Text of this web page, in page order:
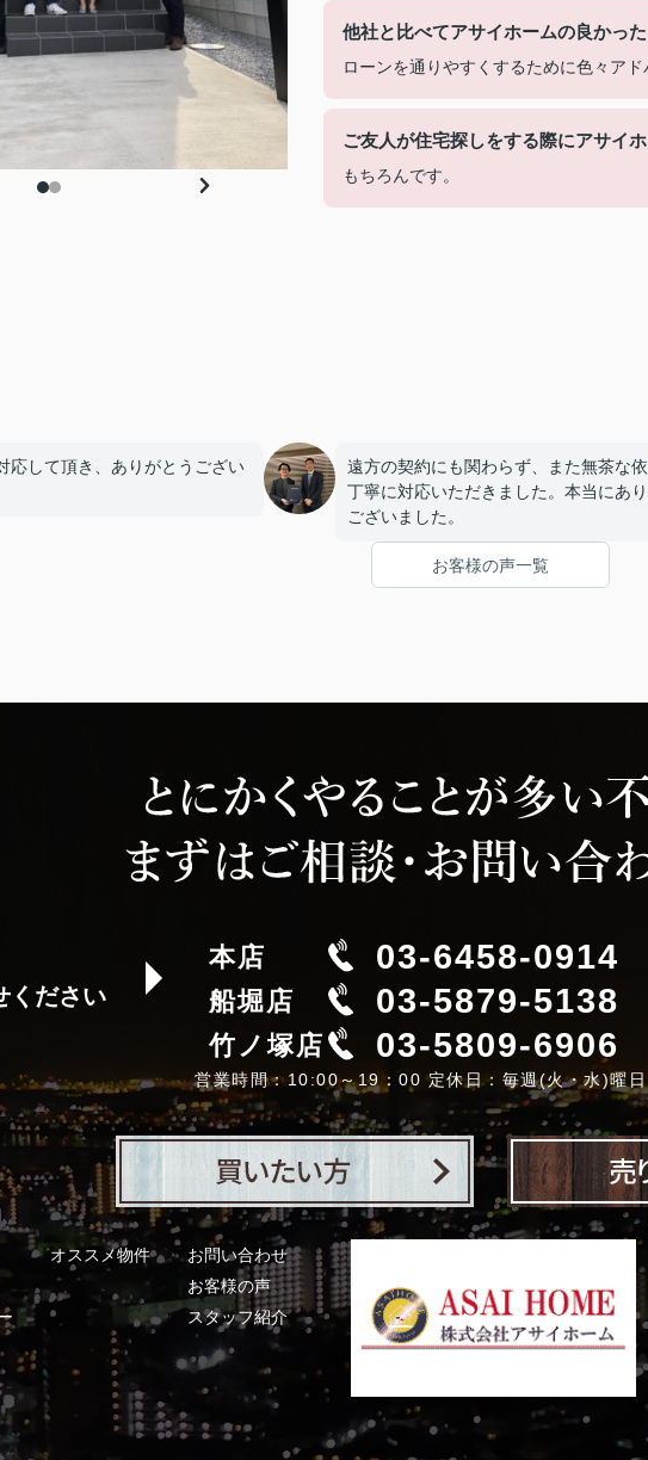
他社と比べてアサイホームの良かっ
ローンを通りやすくするために色々ア
ご友人が住宅探しをする際にアサイ
もちろんです。
応して頂き、ありがとうござい
遠方の契約にも関わらず、また無茶な
丁寧に対応いただきました。本当にあ
ございました。
お客様の声一覧
ください
本店 03-6458-0914
船堀店 03-5879-5138
竹ノ塚店 03-5809-6906
営業時間：10:00～19：00 定休日：毎週(火・水)曜日
オススメ物件
お問い合わせ
お客様の声
スタッフ紹介